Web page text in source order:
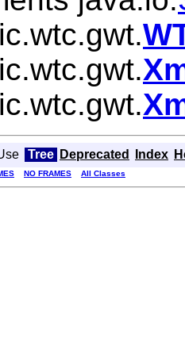
Tree Deprecated Index
NO FRAMES All Classes